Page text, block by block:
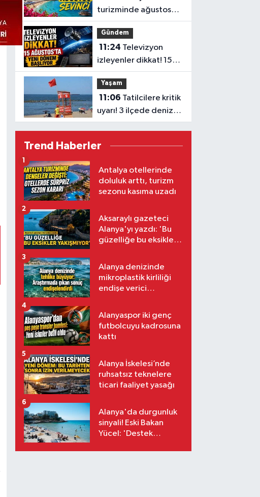
turizminde ağustos
sevinci
Gündem
11:24
izleyenler dikkat! 15
Ağustos’ta yeni
dönem başlıyor
Yaşam
11:06
uyarı! 3 ilçede denize
girmek yasaklandı
Trend Haberler
Antalya otellerinde
doluluk arttı, turizm
sezonu kasıma uzadı
1
Aksaraylı gazeteci
Alanya'yı yazdı: 'Bu
güzelliğe bu eksikler
2
Alanya denizinde
mikroplastik kirliliği
endişe verici
3
Alanyaspor iki genç
futbolcuyu kadrosuna
kattı
4
Alanya İskelesi’nde
ruhsatsız teknelere
ticari faaliyet yasağı
5
Alanya'da durgunluk
sinyali! Eski Bakan
Yücel: 'Destek
6